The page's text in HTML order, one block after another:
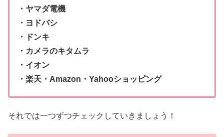
・ヤマダ電機
・ヨドバシ
・ドンキ
・カメラのキタムラ
・イオン
・楽天・Amazon・Yahooショッピング
それでは一つずつチェックしていきましょう！